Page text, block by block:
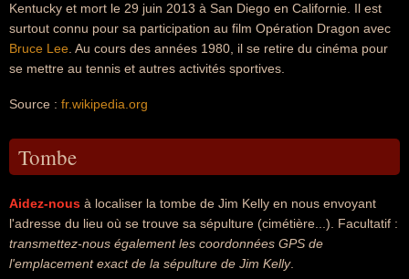
Kentucky et mort le 29 juin 2013 à San Diego en Californie. Il est
surtout connu pour sa participation au film Opération Dragon avec
Bruce Lee . Au cours des années 1980, il se retire du cinéma pour
se mettre au tennis et autres activités sportives.
Source : fr.wikipedia.org
Tombe
Aidez-nous à localiser la tombe de Jim Kelly en nous envoyant
l'adresse du lieu où se trouve sa sépulture (cimétière...). Facultatif :
transmettez-nous également les coordonnées GPS de
l'emplacement exact de la sépulture de Jim Kelly.